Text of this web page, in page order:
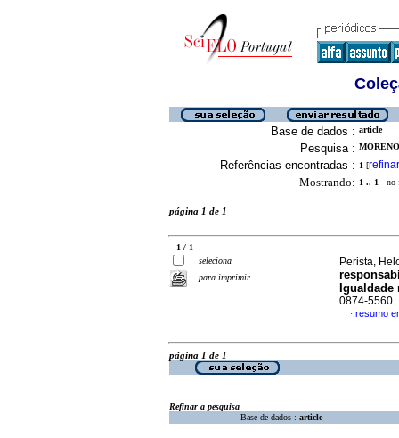
Base de dados : article
Pesquisa :
Referências encontradas : 1 [refinar
Mostrando: 1 .. 1 no
página 1 de 1
1 / 1
seleciona
para imprimir
Perista,
Igualdade
0874-5560
· resumo
página 1 de 1
Refinar a pesquisa
Base de dados : article